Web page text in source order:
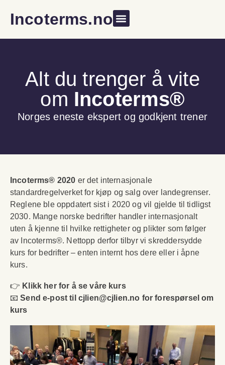
Incoterms.no
Alt du trenger å vite
om Incoterms®
Norges eneste ekspert og godkjent trener
Incoterms® 2020 er det internasjonale
standardregelverket for kjøp og salg over landegrenser.
Reglene ble oppdatert sist i 2020 og vil gjelde til tidligst
2030. Mange norske bedrifter handler internasjonalt
uten å kjenne til hvilke rettigheter og plikter som følger
av Incoterms®. Nettopp derfor tilbyr vi skreddersydde
kurs for bedrifter – enten internt hos dere eller i åpne
kurs.
👉 Klikk her for å se våre kurs
📧Send e-post til cjlien@cjlien.no for forespørsel om
kurs